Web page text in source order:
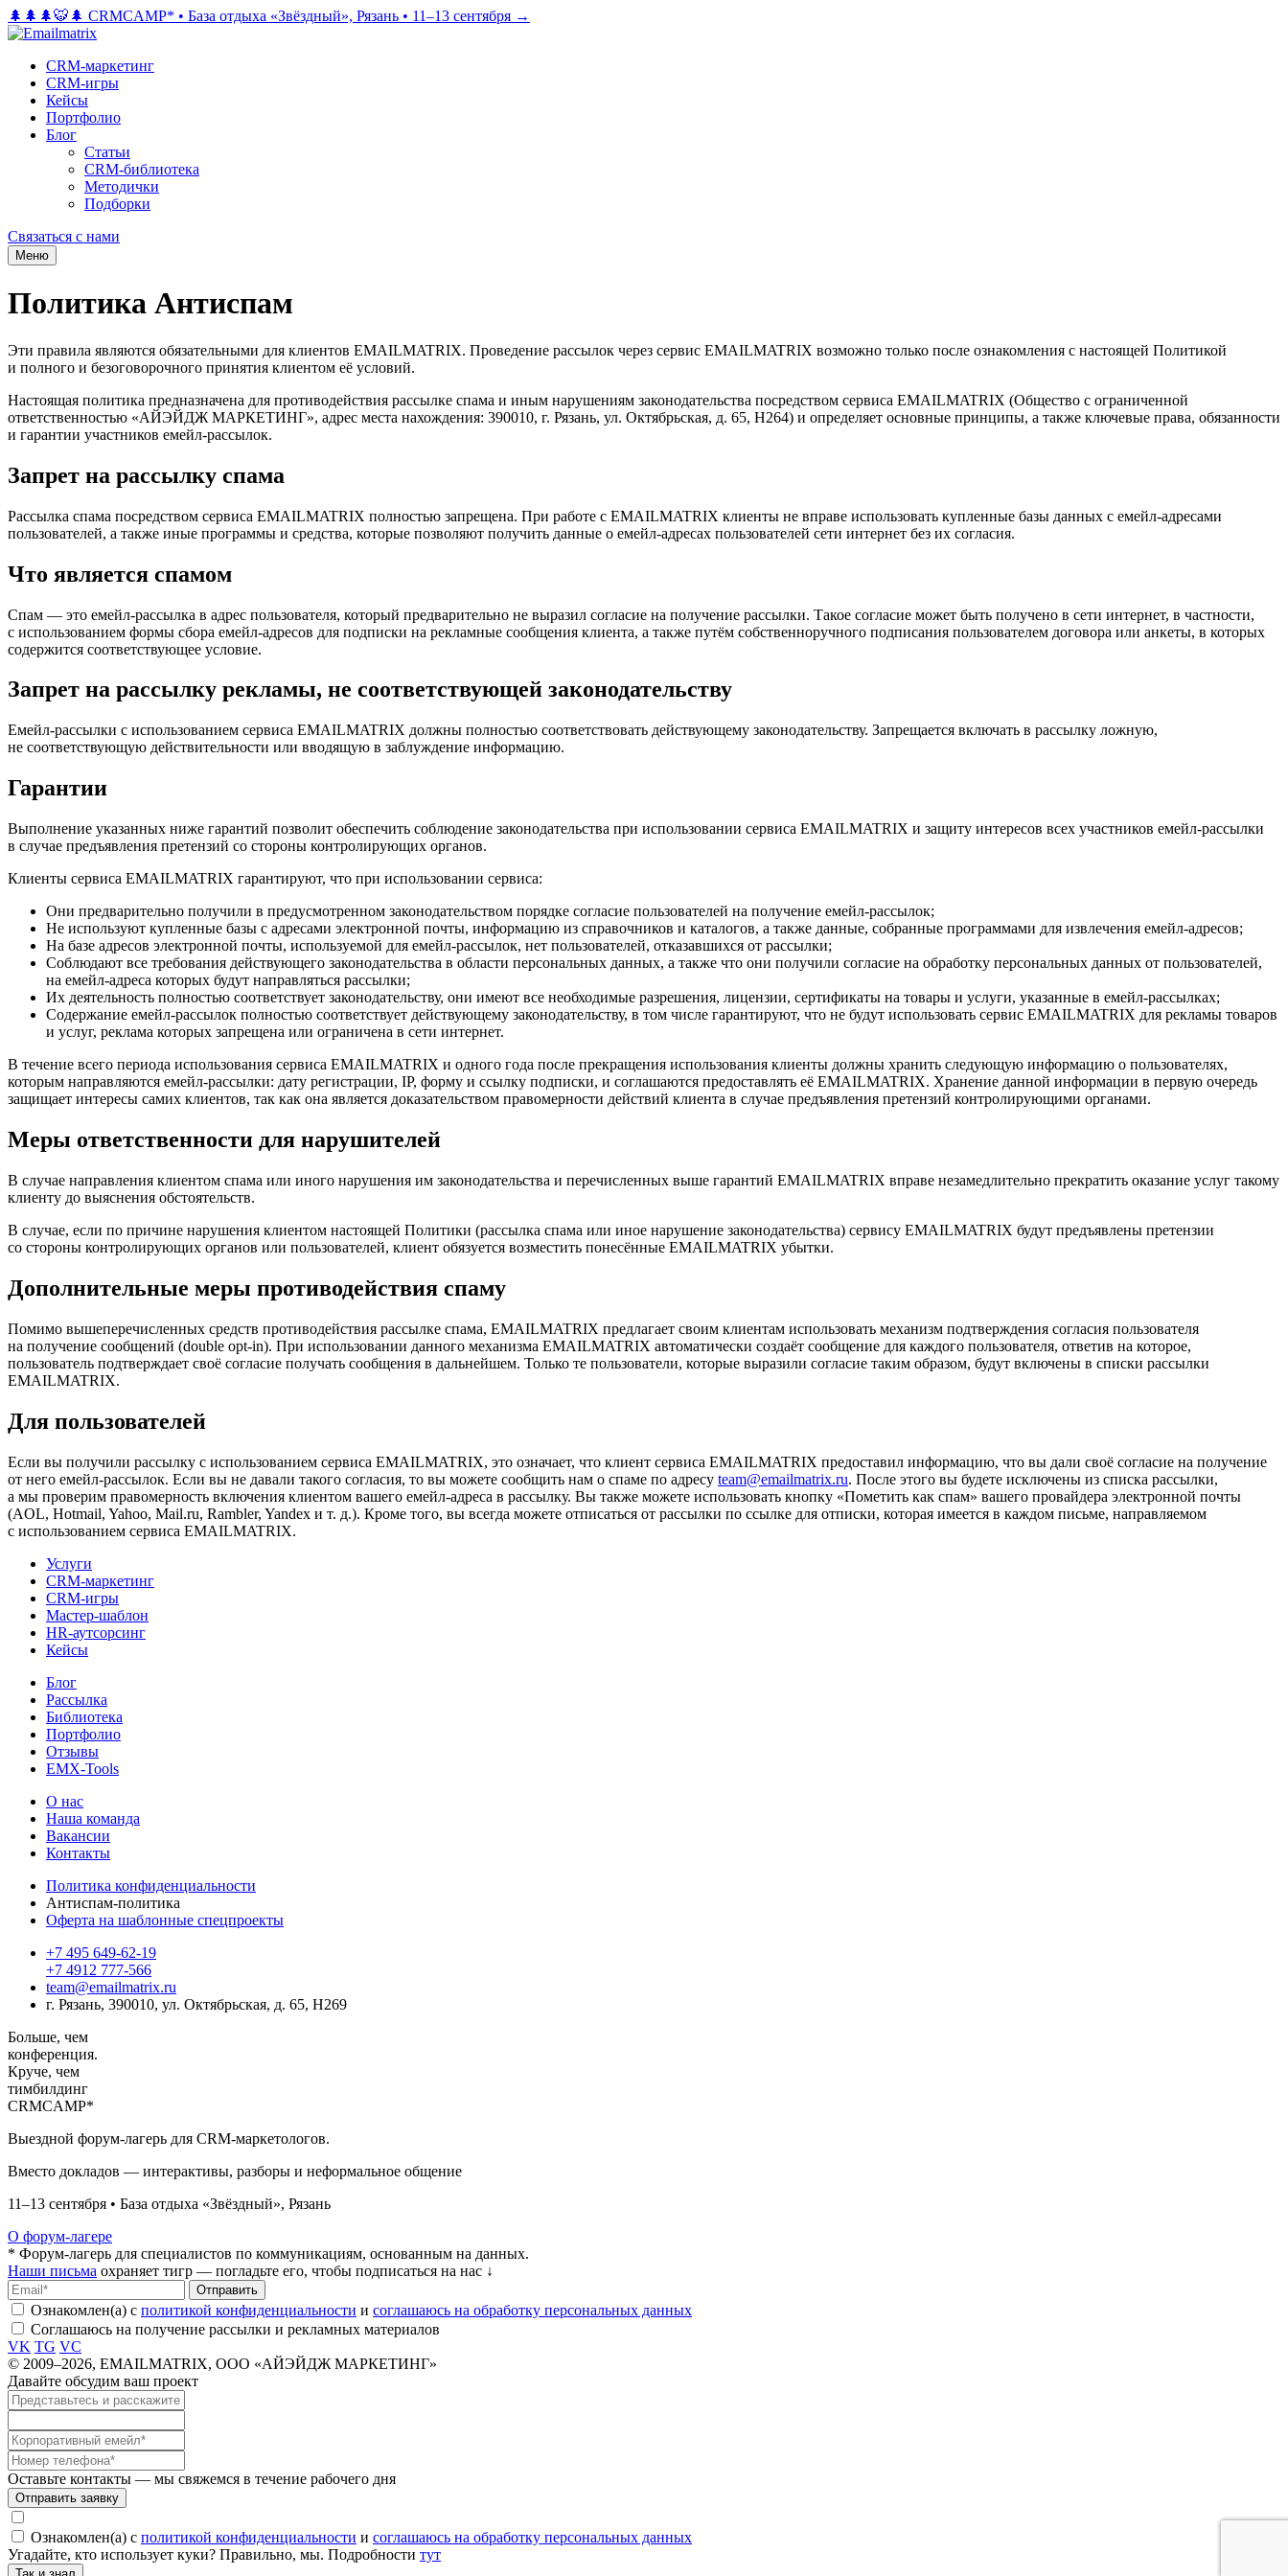
🌲🌲🌲🐯🌲 CRMCAMP* • База отдыха «Звёздный», Рязань • 11–13 сентября →
CRM-маркетинг
CRM-игры
Кейсы
Портфолио
Блог
Статьи
CRM-библиотека
Методички
Подборки
Связаться с нами
Меню
Политика Антиспам
Эти правила являются обязательными для клиентов EMAILMATRIX. Проведение рассылок через сервис EMAILMATRIX возможно только после ознакомления с настоящей Политикой
и полного и безоговорочного принятия клиентом её условий.
Настоящая политика предназначена для противодействия рассылке спама и иным нарушениям законодательства посредством сервиса EMAILMATRIX (Общество с ограниченной
ответственностью «АЙЭЙДЖ МАРКЕТИНГ», адрес места нахождения: 390010, г. Рязань, ул. Октябрьская, д. 65, Н264) и определяет основные принципы, а также ключевые права, обязанности
и гарантии участников емейл-рассылок.
Запрет на рассылку спама
Рассылка спама посредством сервиса EMAILMATRIX полностью запрещена. При работе с EMAILMATRIX клиенты не вправе использовать купленные базы данных с емейл-адресами
пользователей, а также иные программы и средства, которые позволяют получить данные о емейл-адресах пользователей сети интернет без их согласия.
Что является спамом
Спам — это емейл-рассылка в адрес пользователя, который предварительно не выразил согласие на получение рассылки. Такое согласие может быть получено в сети интернет, в частности,
с использованием формы сбора емейл-адресов для подписки на рекламные сообщения клиента, а также путём собственноручного подписания пользователем договора или анкеты, в которых
содержится соответствующее условие.
Запрет на рассылку рекламы, не соответствующей законодательству
Емейл-рассылки с использованием сервиса EMAILMATRIX должны полностью соответствовать действующему законодательству. Запрещается включать в рассылку ложную,
не соответствующую действительности или вводящую в заблуждение информацию.
Гарантии
Выполнение указанных ниже гарантий позволит обеспечить соблюдение законодательства при использовании сервиса EMAILMATRIX и защиту интересов всех участников емейл-рассылки
в случае предъявления претензий со стороны контролирующих органов.
Клиенты сервиса EMAILMATRIX гарантируют, что при использовании сервиса:
Они предварительно получили в предусмотренном законодательством порядке согласие пользователей на получение емейл-рассылок;
Не используют купленные базы с адресами электронной почты, информацию из справочников и каталогов, а также данные, собранные программами для извлечения емейл-адресов;
На базе адресов электронной почты, используемой для емейл-рассылок, нет пользователей, отказавшихся от рассылки;
Соблюдают все требования действующего законодательства в области персональных данных, а также что они получили согласие на обработку персональных данных от пользователей,
на емейл-адреса которых будут направляться рассылки;
Их деятельность полностью соответствует законодательству, они имеют все необходимые разрешения, лицензии, сертификаты на товары и услуги, указанные в емейл-рассылках;
Содержание емейл-рассылок полностью соответствует действующему законодательству, в том числе гарантируют, что не будут использовать сервис EMAILMATRIX для рекламы товаров
и услуг, реклама которых запрещена или ограничена в сети интернет.
В течение всего периода использования сервиса EMAILMATRIX и одного года после прекращения использования клиенты должны хранить следующую информацию о пользователях,
которым направляются емейл-рассылки: дату регистрации, IP, форму и ссылку подписки, и соглашаются предоставлять её EMAILMATRIX. Хранение данной информации в первую очередь
защищает интересы самих клиентов, так как она является доказательством правомерности действий клиента в случае предъявления претензий контролирующими органами.
Меры ответственности для нарушителей
В случае направления клиентом спама или иного нарушения им законодательства и перечисленных выше гарантий EMAILMATRIX вправе незамедлительно прекратить оказание услуг такому
клиенту до выяснения обстоятельств.
В случае, если по причине нарушения клиентом настоящей Политики (рассылка спама или иное нарушение законодательства) сервису EMAILMATRIX будут предъявлены претензии
со стороны контролирующих органов или пользователей, клиент обязуется возместить понесённые EMAILMATRIX убытки.
Дополнительные меры противодействия спаму
Помимо вышеперечисленных средств противодействия рассылке спама, EMAILMATRIX предлагает своим клиентам использовать механизм подтверждения согласия пользователя
на получение сообщений (double opt-in). При использовании данного механизма EMAILMATRIX автоматически создаёт сообщение для каждого пользователя, ответив на которое,
пользователь подтверждает своё согласие получать сообщения в дальнейшем. Только те пользователи, которые выразили согласие таким образом, будут включены в списки рассылки
EMAILMATRIX.
Для пользователей
Если вы получили рассылку с использованием сервиса EMAILMATRIX, это означает, что клиент сервиса EMAILMATRIX предоставил информацию, что вы дали своё согласие на получение
от него емейл-рассылок. Если вы не давали такого согласия, то вы можете сообщить нам о спаме по адресу team@emailmatrix.ru. После этого вы будете исключены из списка рассылки,
а мы проверим правомерность включения клиентом вашего емейл-адреса в рассылку. Вы также можете использовать кнопку «Пометить как спам» вашего провайдера электронной почты
(AOL, Hotmail, Yahoo, Mail.ru, Rambler, Yandex и т. д.). Кроме того, вы всегда можете отписаться от рассылки по ссылке для отписки, которая имеется в каждом письме, направляемом
с использованием сервиса EMAILMATRIX.
Услуги
CRM-маркетинг
CRM-игры
Мастер-шаблон
HR-аутсорсинг
Кейсы
Блог
Рассылка
Библиотека
Портфолио
Отзывы
EMX-Tools
О нас
Наша команда
Вакансии
Контакты
Политика конфиденциальности
Антиспам-политика
Оферта на шаблонные спецпроекты
+7 495 649-62-19
+7 4912 777-566
team@emailmatrix.ru
г. Рязань, 390010, ул. Октябрьская, д. 65, H269
Больше, чем
конференция.
Круче, чем
тимбилдинг
CRMCAMP*
Выездной форум-лагерь для CRM-маркетологов.
Вместо докладов — интерактивы, разборы и неформальное общение
11–13 сентября • База отдыха «Звёздный», Рязань
О форум-лагере
* Форум-лагерь для специалистов по коммуникациям, основанным на данных.
Наши письма охраняет тигр — погладьте его, чтобы подписаться на нас ↓
Отправить
Ознакомлен(а) с политикой конфиденциальности и соглашаюсь на обработку персональных данных
Соглашаюсь на получение рассылки и рекламных материалов
VK TG VC
© 2009–2026, EMAILMATRIX, ООО «АЙЭЙДЖ МАРКЕТИНГ»
Давайте обсудим ваш проект
Оставьте контакты — мы свяжемся в течение рабочего дня
Отправить заявку
Ознакомлен(а) с политикой конфиденциальности и соглашаюсь на обработку персональных данных
Угадайте, кто использует куки? Правильно, мы. Подробности тут